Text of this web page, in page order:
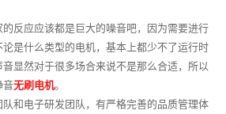
反应应该都是巨大的噪音吧，因为需要进行
是什么类型的电机，基本上都少不了运行时
显然对于很多场合来说不是那么合适，所以
音无刷电机。
和电子研发团队，有严格完善的品质管理体